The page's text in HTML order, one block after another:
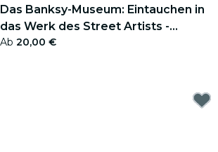
Das Banksy-Museum: Eintauchen in
das Werk des Street Artists -
Geschenkgutschein
Ab 20,00 €